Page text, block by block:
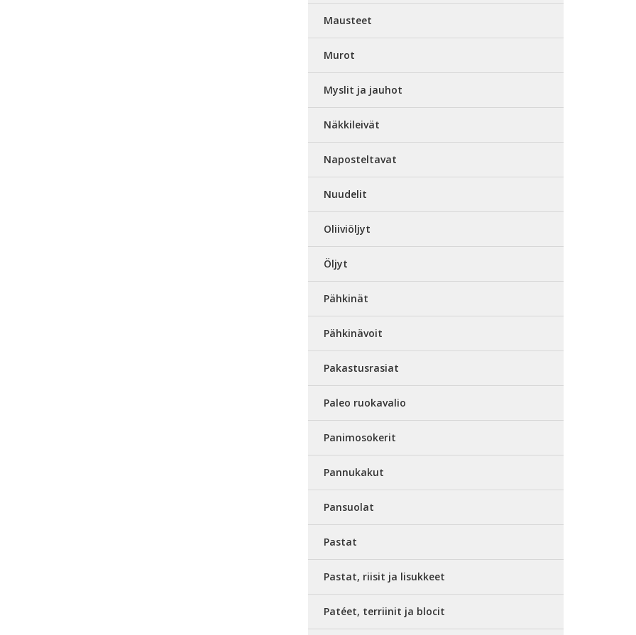
Mausteet
Murot
Myslit ja jauhot
Näkkileivät
Naposteltavat
Nuudelit
Oliiviöljyt
Öljyt
Pähkinät
Pähkinävoit
Pakastusrasiat
Paleo ruokavalio
Panimosokerit
Pannukakut
Pansuolat
Pastat
Pastat, riisit ja lisukkeet
Patéet, terriinit ja blocit